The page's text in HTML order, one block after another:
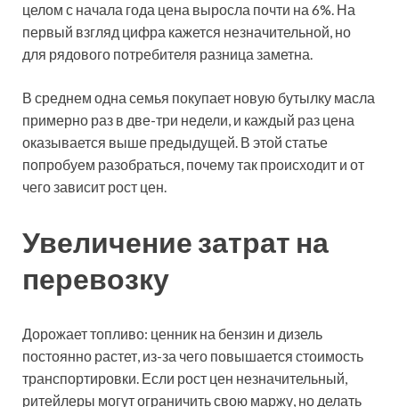
целом с начала года цена выросла почти на 6%. На
первый взгляд цифра кажется незначительной, но
для рядового потребителя разница заметна.
В среднем одна семья покупает новую бутылку масла
примерно раз в две-три недели, и каждый раз цена
оказывается выше предыдущей. В этой статье
попробуем разобраться, почему так происходит и от
чего зависит рост цен.
Увеличение затрат на
перевозку
Дорожает топливо: ценник на бензин и дизель
постоянно растет, из-за чего повышается стоимость
транспортировки. Если рост цен незначительный,
ритейлеры могут ограничить свою маржу, но делать